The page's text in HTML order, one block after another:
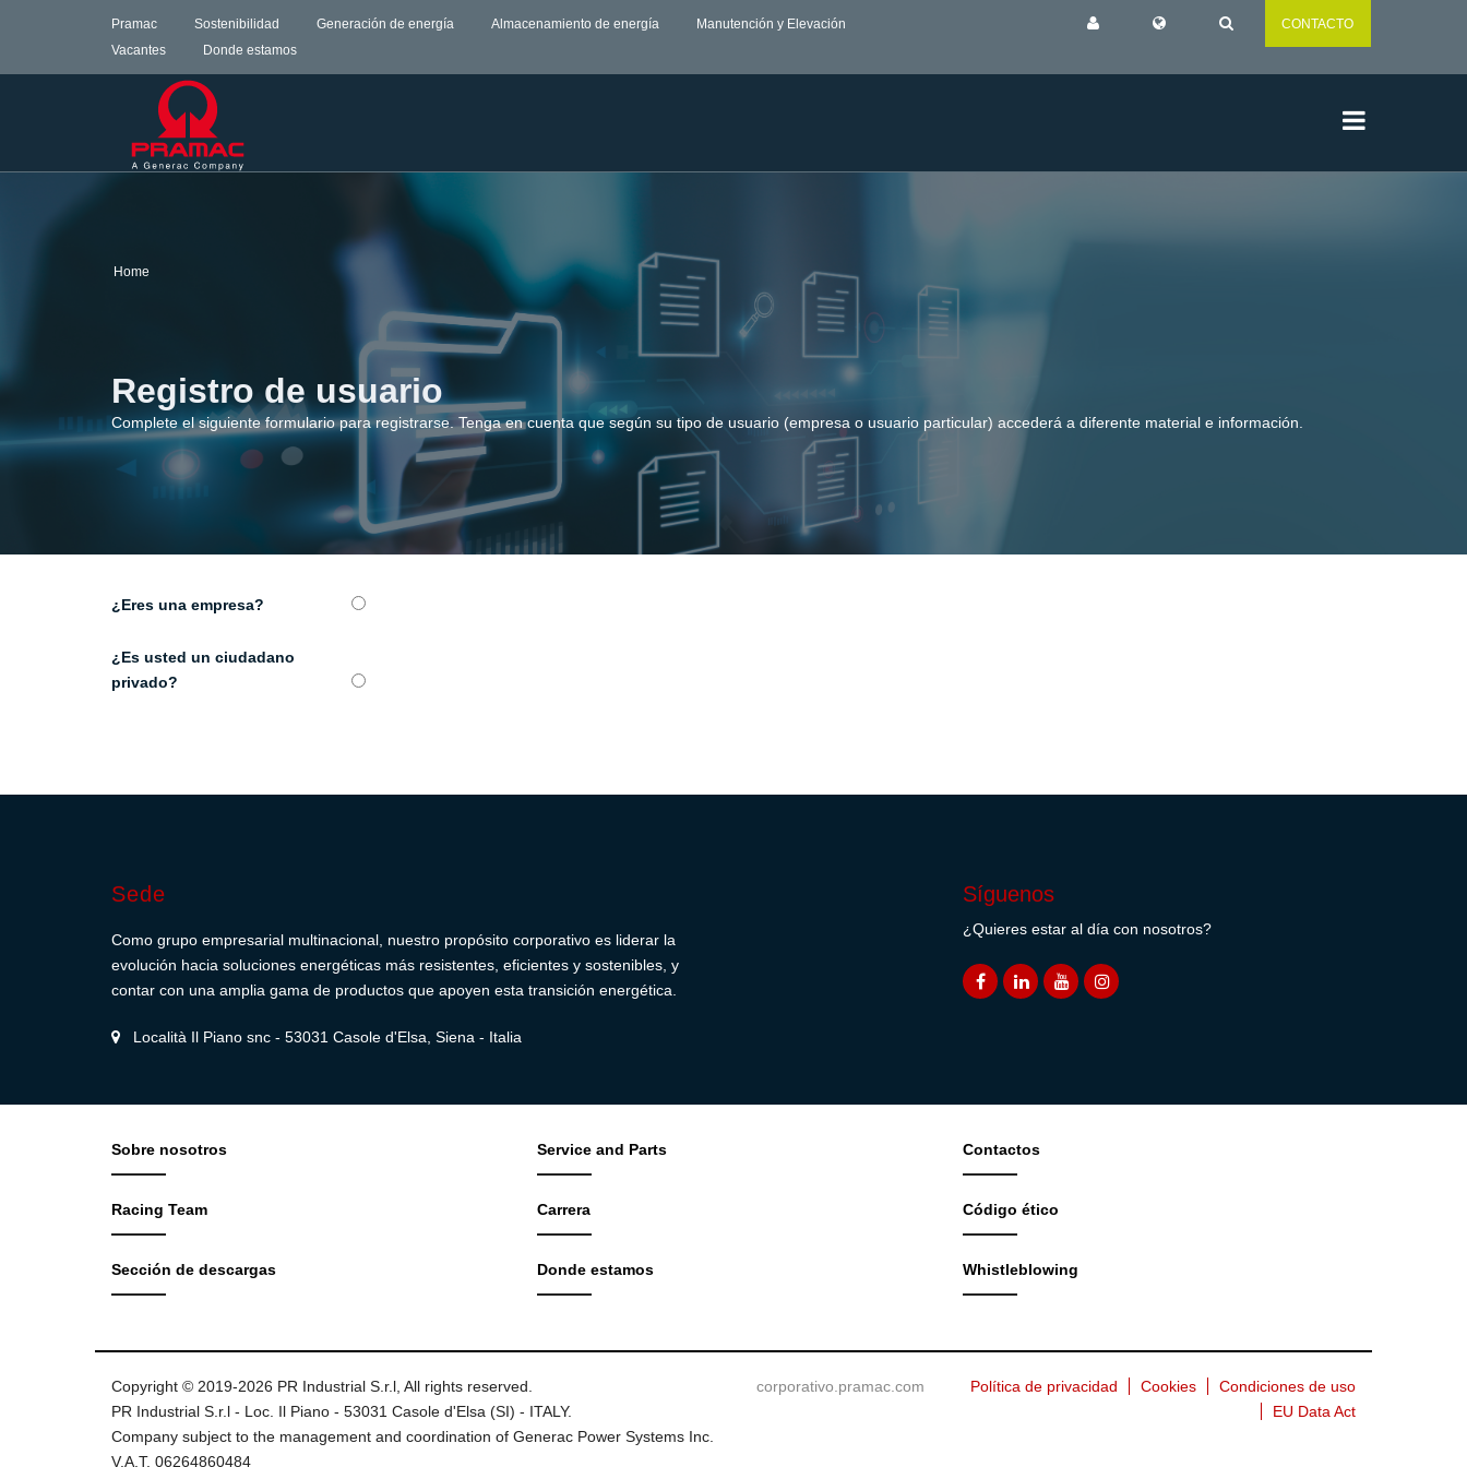
Pramac Sostenibilidad Generación de energía Almacenamiento de energía
Manutención y Elevación
Vacantes
Donde estamos
CONTACTO
Home
Registro de usuario
Complete el siguiente formulario para registrarse. Tenga en cuenta que según su tipo de usuario (empresa o usuario particular) accederá a diferente material e información.
¿Eres una empresa?
¿Es usted un ciudadano
privado?
Sede
Como grupo empresarial multinacional, nuestro propósito corporativo es liderar la
evolución hacia soluciones energéticas más resistentes, eficientes y sostenibles, y
contar con una amplia gama de productos que apoyen esta transición energética.
Località Il Piano snc - 53031 Casole d'Elsa, Siena - Italia
Síguenos
¿Quieres estar al día con nosotros?
Sobre nosotros
Racing Team
Sección de descargas
Service and Parts
Carrera
Donde estamos
Contactos
Código ético
Whistleblowing
Copyright © 2019-2026 PR Industrial S.r.l, All rights reserved.
PR Industrial S.r.l - Loc. Il Piano - 53031 Casole d'Elsa (SI) - ITALY.
Company subject to the management and coordination of Generac Power Systems Inc.
V.A.T. 06264860484
corporativo.pramac.com Política de privacidad Cookies
Condiciones de uso
EU Data Act